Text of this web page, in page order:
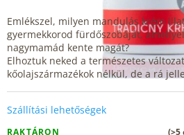
RAKTÁRON (>5
Szállítási lehetőségek
Emlékszel, milyen mandulás krém
gyermekkorod fürdőszobáját,
nagymamád kente magát?
Elhoztuk neked a természetes
kőolajszármazékok nélkül, de a rá